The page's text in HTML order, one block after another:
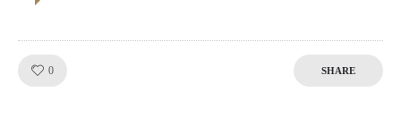
0 SHARE